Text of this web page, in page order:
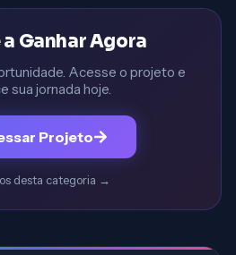
Ganhar Agora
Acesse o projeto e
sua jornada hoje.
Projeto
desta categoria →